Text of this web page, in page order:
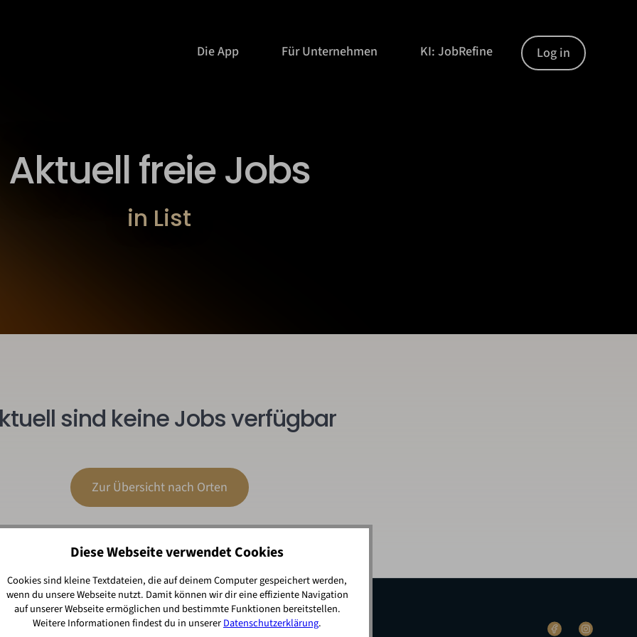
Die App Für Unternehmen KI: JobRefine Log in
Aktuell freie Jobs
in List
sind keine Jobs verfügbar
Zur Übersicht nach Orten
Diese Webseite verwendet Cookies
Cookies sind kleine Textdateien, die auf deinem Computer gespeichert werden,
wenn du unsere Webseite nutzt. Damit können wir dir eine effiziente Navigation
auf unserer Webseite ermöglichen und bestimmte Funktionen bereitstellen.
Weitere Informationen findest du in unsererDatenschutzerklärung.